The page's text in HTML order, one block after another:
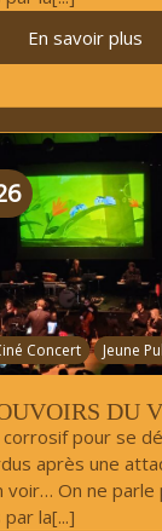
En savoir plus
Concert Jeune
DU
pour se
après une
voir… On ne parle
la[...]